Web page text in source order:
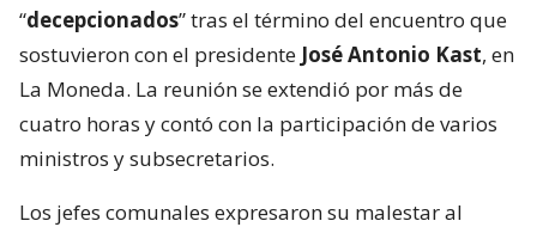
“decepcionados” tras el término del encuentro que
sostuvieron con el presidente José Antonio Kast, en
La Moneda. La reunión se extendió por más de
cuatro horas y contó con la participación de varios
ministros y subsecretarios.
Los jefes comunales expresaron su malestar al